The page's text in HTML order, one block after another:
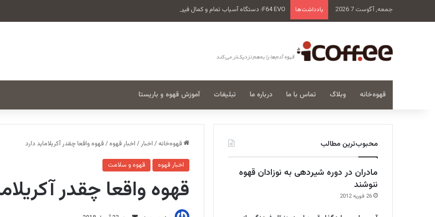
جمعه, آگوست 7 2026 یادداشت‌ها F64 EVO؛ دستگاه آسیاب تمام و کمال فیورنزاتو
قهوه‌خانه وبلاگ تماس با ما درباره ما تبلیغات آموزش قهوه و باریستا
قهوه‌خانه / اخبار/ اخبار قهوه /قهوه واقعا چقدر آکریلاماید دارد
اخبار قهوه قهوه و سلامت
قهوه واقعا چقدر
محبوب‌ترین مطالب
مادران در دوره شیردهی به نوزادان قهوه
ننوشند
26 فوریه 2012